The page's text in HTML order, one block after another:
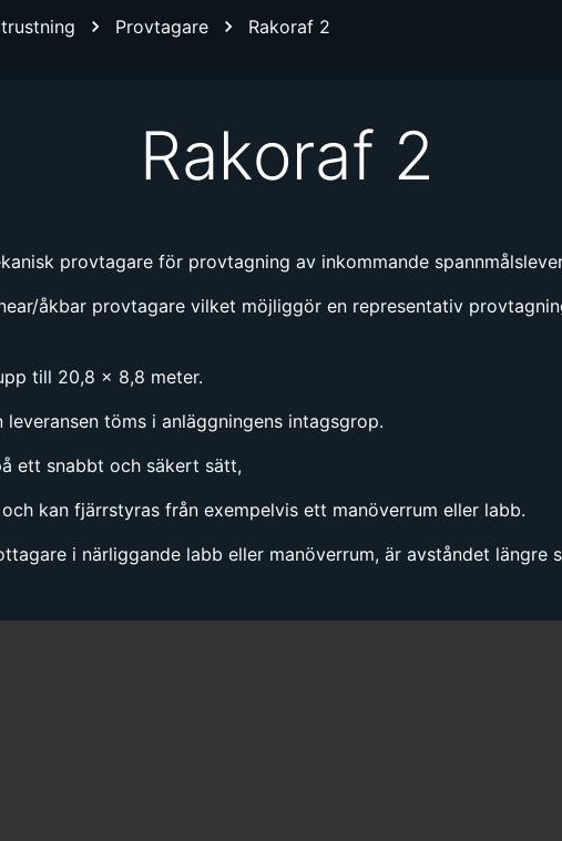
Provtagare Rakoraf 2
Rakoraf 2
provtagare för provtagning av inkommande
åkbar provtagare vilket möjliggör en representativ
till 20,8 x 8,8 meter.
töms i anläggningens intagsgrop.
ett snabbt och säkert sätt,
kan fjärrstyras från exempelvis ett manöverrum eller labb.
i närliggande labb eller manöverrum, är avståndet längre